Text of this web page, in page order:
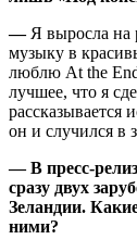
— Я выросла на
музыку в
люблю At the
лучшее, что я
рассказывается
он и случился в
— В пресс-
сразу двух
Зеландии.
ними?